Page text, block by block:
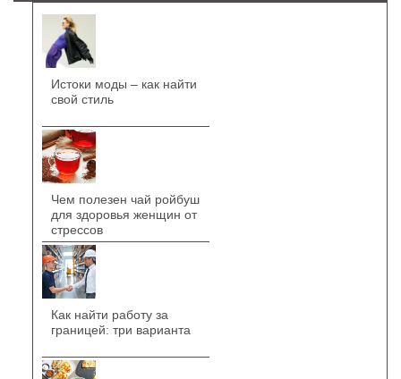
Истоки моды – как найти
свой стиль
Чем полезен чай ройбуш
для здоровья женщин от
стрессов
Как найти работу за
границей: три варианта